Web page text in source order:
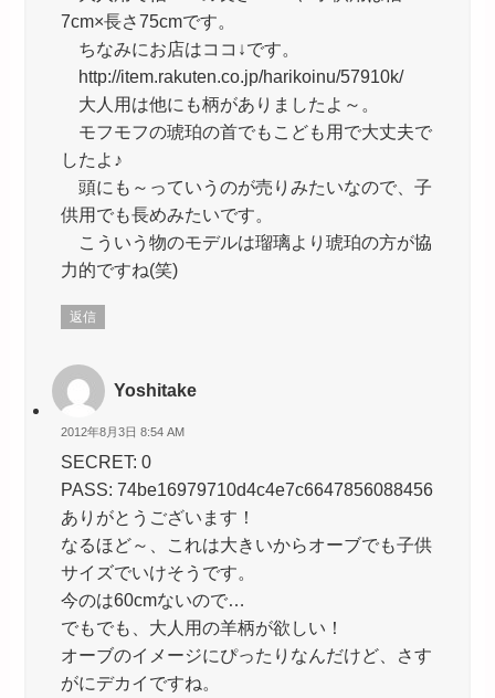
7cm×長さ75cmです。
ちなみにお店はココ↓です。
http://item.rakuten.co.jp/harikoinu/57910k/
大人用は他にも柄がありましたよ～。
モフモフの琥珀の首でもこども用で大丈夫で
したよ♪
頭にも～っていうのが売りみたいなので、子
供用でも長めみたいです。
こういう物のモデルは瑠璃より琥珀の方が協
力的ですね(笑)
返信
Yoshitake
2012年8月3日 8:54 AM
SECRET: 0
PASS: 74be16979710d4c4e7c6647856088456
ありがとうございます！
なるほど～、これは大きいからオーブでも子供
サイズでいけそうです。
今のは60cmないので…
でもでも、大人用の羊柄が欲しい！
オーブのイメージにぴったりなんだけど、さす
がにデカイですね。